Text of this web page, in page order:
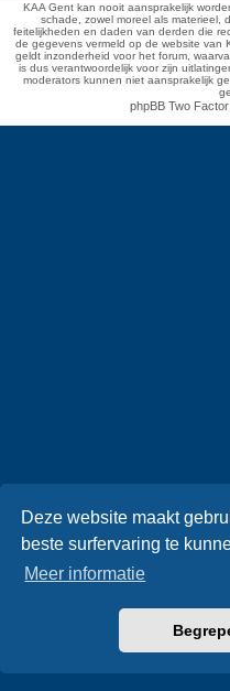
Deze website maakt
beste surfervaring te
Meer informatie
KAA Gent kan nooit aansprakelijk
schade, zowel moreel als materieel,
feitelijkheden en daden van derden die
de gegevens vermeld op de website van
geldt inzonderheid voor het forum,
is dus verantwoordelijk voor zijn
moderators kunnen niet aansprakelijk
phpBB Two